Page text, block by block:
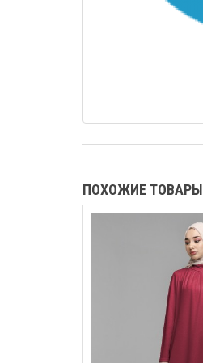
ПОХОЖИЕ ТОВАРЫ